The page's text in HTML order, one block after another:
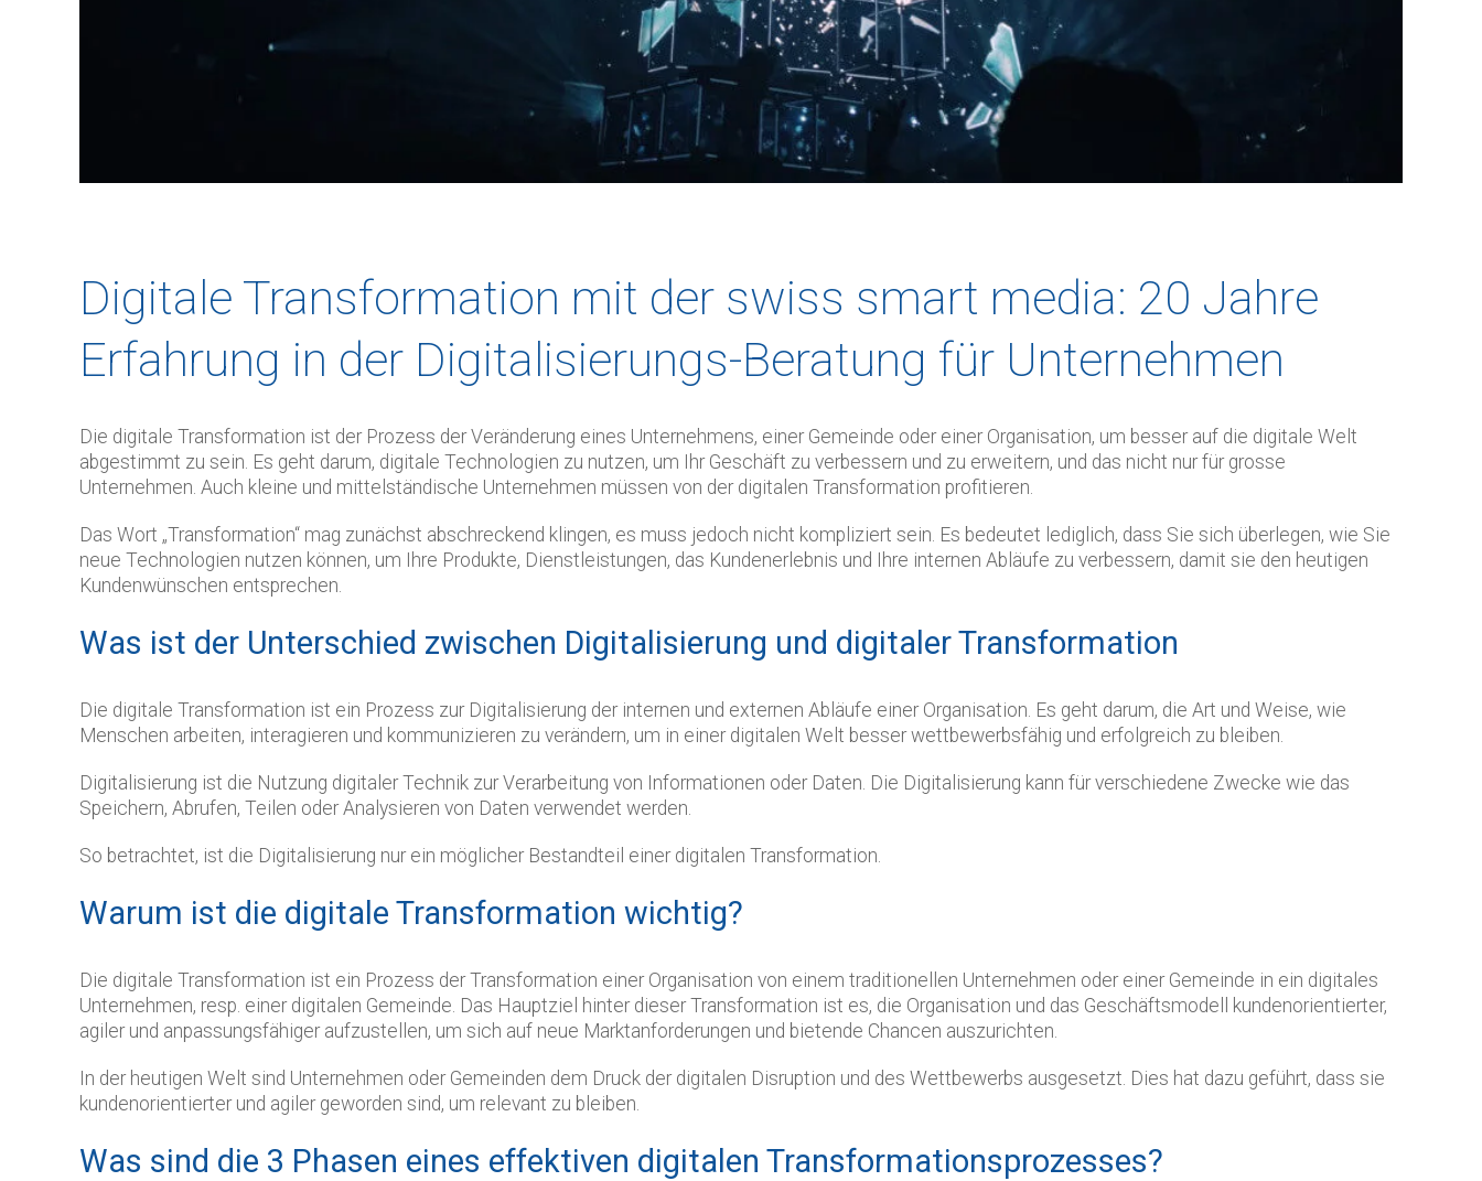
Digitale Transformation mit der swiss smart media: 20 Jahre
Erfahrung in der Digitalisierungs-Beratung für Unternehmen
Die digitale Transformation ist der Prozess der Veränderung eines Unternehmens, einer Gemeinde oder einer Organisation, um besser auf die digitale Welt
abgestimmt zu sein. Es geht darum, digitale Technologien zu nutzen, um Ihr Geschäft zu verbessern und zu erweitern, und das nicht nur für grosse
Unternehmen. Auch kleine und mittelständische Unternehmen müssen von der digitalen Transformation profitieren.
Das Wort „Transformation“ mag zunächst abschreckend klingen, es muss jedoch nicht kompliziert sein. Es bedeutet lediglich, dass Sie sich überlegen, wie Sie
neue Technologien nutzen können, um Ihre Produkte, Dienstleistungen, das Kundenerlebnis und Ihre internen Abläufe zu verbessern, damit sie den heutigen
Kundenwünschen entsprechen.
Was ist der Unterschied zwischen Digitalisierung und digitaler Transformation
Die digitale Transformation ist ein Prozess zur Digitalisierung der internen und externen Abläufe einer Organisation. Es geht darum, die Art und Weise, wie
Menschen arbeiten, interagieren und kommunizieren zu verändern, um in einer digitalen Welt besser wettbewerbsfähig und erfolgreich zu bleiben.
Digitalisierung ist die Nutzung digitaler Technik zur Verarbeitung von Informationen oder Daten. Die Digitalisierung kann für verschiedene Zwecke wie das
Speichern, Abrufen, Teilen oder Analysieren von Daten verwendet werden.
So betrachtet, ist die Digitalisierung nur ein möglicher Bestandteil einer digitalen Transformation.
Warum ist die digitale Transformation wichtig?
Die digitale Transformation ist ein Prozess der Transformation einer Organisation von einem traditionellen Unternehmen oder einer Gemeinde in ein digitales
Unternehmen, resp. einer digitalen Gemeinde. Das Hauptziel hinter dieser Transformation ist es, die Organisation und das Geschäftsmodell kundenorientierter,
agiler und anpassungsfähiger aufzustellen, um sich auf neue Marktanforderungen und bietende Chancen auszurichten.
In der heutigen Welt sind Unternehmen oder Gemeinden dem Druck der digitalen Disruption und des Wettbewerbs ausgesetzt. Dies hat dazu geführt, dass sie
kundenorientierter und agiler geworden sind, um relevant zu bleiben.
Was sind die 3 Phasen eines effektiven digitalen Transformationsprozesses?